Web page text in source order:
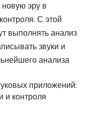
эру в
С этой
выполнять анализ
звуки и
анализа
приложений:
и контроля